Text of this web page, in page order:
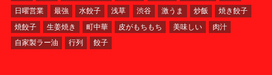
日曜営業
最強 水餃子 浅草 渋谷 激うま 炒飯
焼き餃子
焼餃子
生姜焼き 町中華 皮がもちもち 美味しい
肉汁
自家製ラー油
行列 餃子